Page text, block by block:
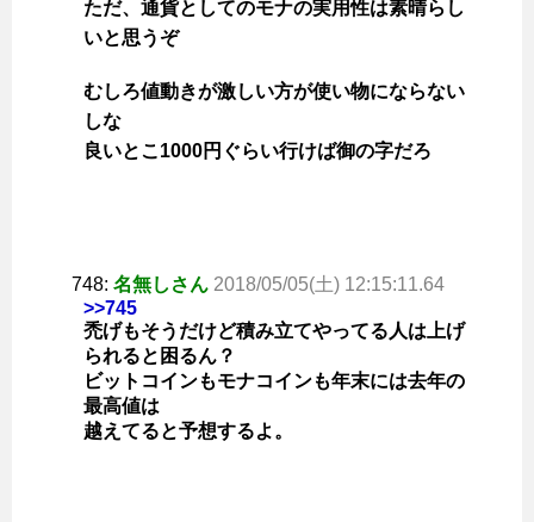
ただ、通貨としてのモナの実用性は素晴らし
いと思うぞ
むしろ値動きが激しい方が使い物にならない
しな
良いとこ1000円ぐらい行けば御の字だろ
748: 名無しさん 2018/05/05(土) 12:15:11.64
>>745
禿げもそうだけど積み立てやってる人は上げ
られると困るん？
ビットコインもモナコインも年末には去年の
最高値は
越えてると予想するよ。